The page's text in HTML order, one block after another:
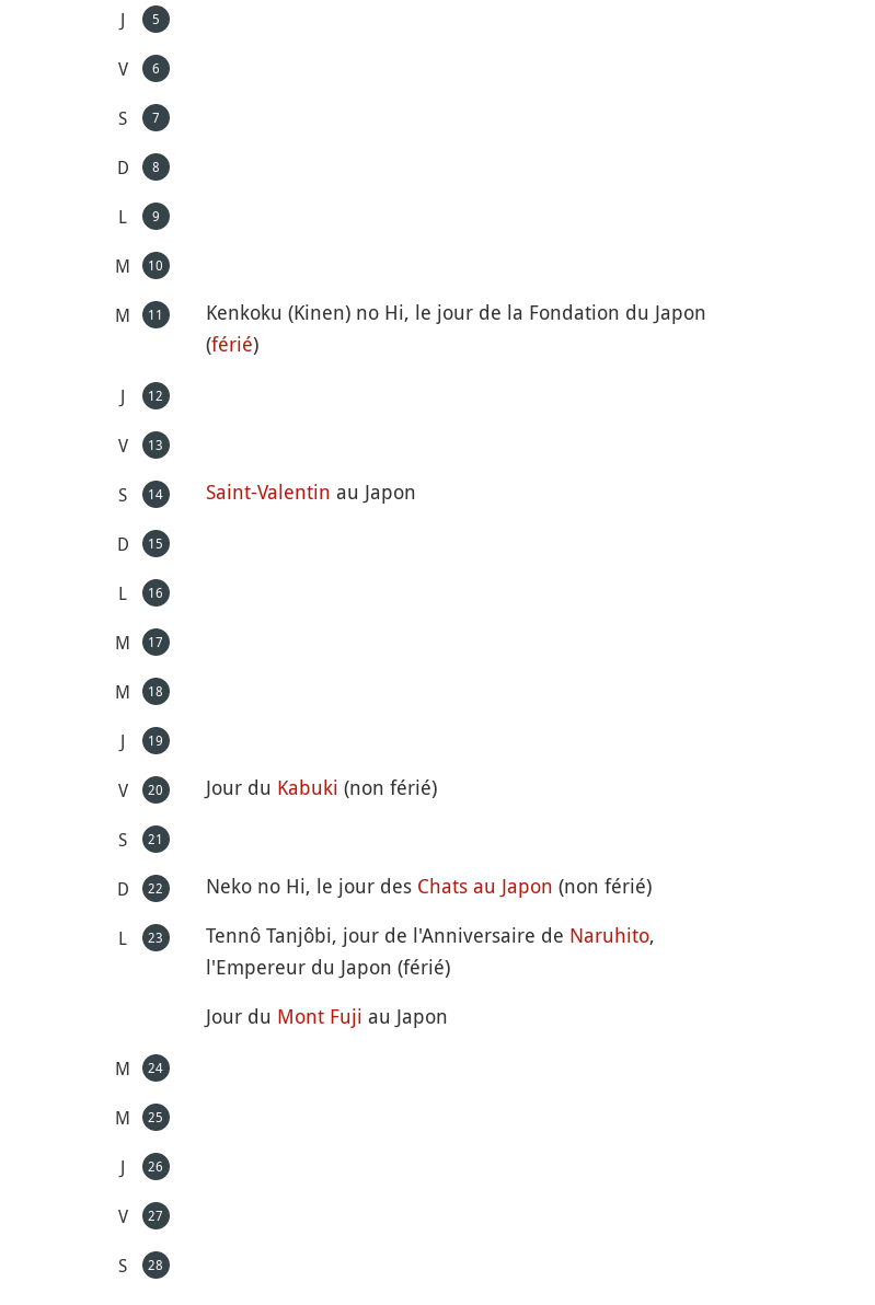
J 5
V 6
S 7
D 8
L 9
M 10
M 11
Kenkoku (Kinen) no Hi, le jour de la Fondation du Japon
(férié)
J 12
V 13
S 14 Saint-Valentin au Japon
D 15
L 16
M 17
M 18
J 19
V 20 Jour du Kabuki (non férié)
S 21
D 22 Neko no Hi, le jour des Chats au Japon (non férié)
L 23 Tennô Tanjôbi, jour de l'Anniversaire de Naruhito,
l'Empereur du Japon (férié)
Jour du Mont Fuji au Japon
M 24
M 25
J 26
V 27
S 28